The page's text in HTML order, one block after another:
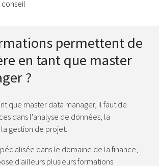
permettent de
en tant que master
?
que master data manager, il faut de
dans l'analyse de données, la
gestion de projet.
dans le domaine de la finance,
d'ailleurs plusieurs formations